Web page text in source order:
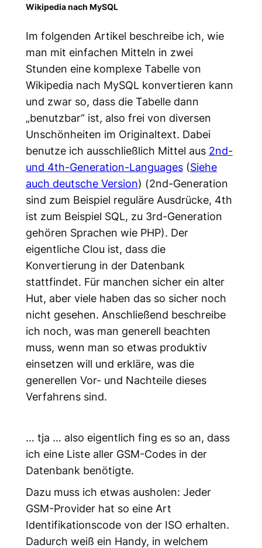
Wikipedia nach MySQL
Im folgenden Artikel beschreibe ich, wie
man mit einfachen Mitteln in zwei
Stunden eine komplexe Tabelle von
Wikipedia nach MySQL konvertieren kann
und zwar so, dass die Tabelle dann
„benutzbar“ ist, also frei von diversen
Unschönheiten im Originaltext. Dabei
benutze ich ausschließlich Mittel aus 2nd-
und 4th-Generation-Languages(Siehe
auch deutsche Version) (2nd-Generation
sind zum Beispiel reguläre Ausdrücke, 4th
ist zum Beispiel SQL, zu 3rd-Generation
gehören Sprachen wie PHP). Der
eigentliche Clou ist, dass die
Konvertierung in der Datenbank
stattfindet. Für manchen sicher ein alter
Hut, aber viele haben das so sicher noch
nicht gesehen. Anschließend beschreibe
ich noch, was man generell beachten
muss, wenn man so etwas produktiv
einsetzen will und erkläre, was die
generellen Vor- und Nachteile dieses
Verfahrens sind.
… tja … also eigentlich fing es so an, dass
ich eine Liste aller GSM-Codes in der
Datenbank benötigte.
Dazu muss ich etwas ausholen: Jeder
GSM-Provider hat so eine Art
Identifikationscode von der ISO erhalten.
Dadurch weiß ein Handy, in welchem